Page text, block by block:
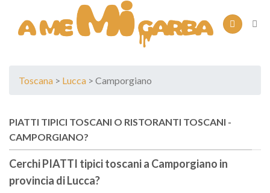
content
Toscana > Lucca > Camporgiano
PIATTI TIPICI TOSCANI O RISTORANTI TOSCANI -
CAMPORGIANO?
Cerchi PIATTI tipici toscani a Camporgiano in
provincia diLucca?